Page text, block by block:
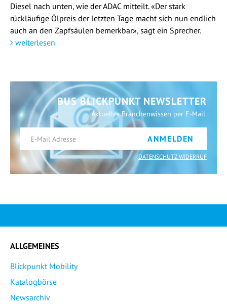
Diesel nach unten, wie der ADAC mitteilt. «Der stark
rückläufige Ölpreis der letzten Tage macht sich nun endlich
auch an den Zapfsäulen bemerkbar», sagt ein Sprecher.
weiterlesen
BUS BLICKPUNKT NEWSLETTER
Aktuelles Branchenwissen per E-Mail.
ANMELDEN
DATENSCHUTZ WIDERRUF
ALLGEMEINES
Blickpunkt Mobility
Katalogbörse
Newsarchiv